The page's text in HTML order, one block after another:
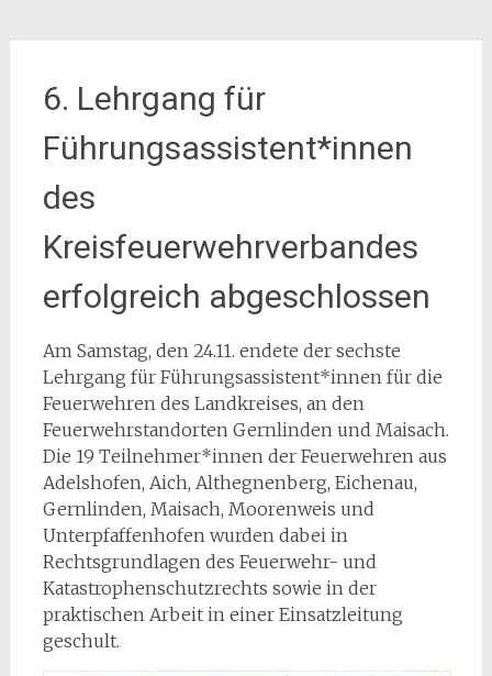
6. Lehrgang für
Führungsassistent*innen
des
Kreisfeuerwehrverbandes
erfolgreich abgeschlossen
Am Samstag, den 24.11. endete der sechste
Lehrgang für Führungsassistent*innen für die
Feuerwehren des Landkreises, an den
Feuerwehrstandorten Gernlinden und Maisach.
Die 19 Teilnehmer*innen der Feuerwehren aus
Adelshofen, Aich, Althegnenberg, Eichenau,
Gernlinden, Maisach, Moorenweis und
Unterpfaffenhofen wurden dabei in
Rechtsgrundlagen des Feuerwehr- und
Katastrophenschutzrechts sowie in der
praktischen Arbeit in einer Einsatzleitung
geschult.